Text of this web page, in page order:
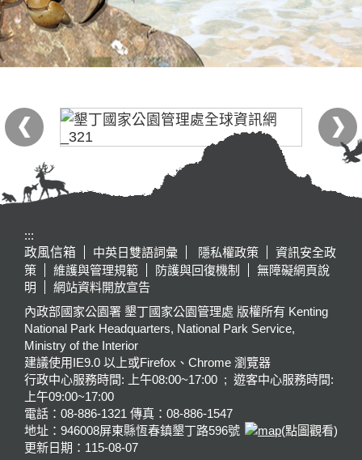
:::
政風信箱
中英日雙語詞彙 隱私權政策
資訊安全政
策
維護與管理規範 防護與回復機制
無障礙網頁說
明
網站資料開放宣告
內政部國家公園署 墾丁國家公園管理處 版權所有 Kenting
National Park Headquarters, National Park Service,
Ministry of the Interior
建議使用IE9.0 以上或Firefox、Chrome 瀏覽器
行政中心服務時間: 上午08:00~17:00 ; 遊客中心服務時間:
上午09:00~17:00
電話：08-886-1321 傳真：08-886-1547
地址：946008屏東縣恆春鎮墾丁路596號
(點圖觀看)
更新日期： 115-08-07